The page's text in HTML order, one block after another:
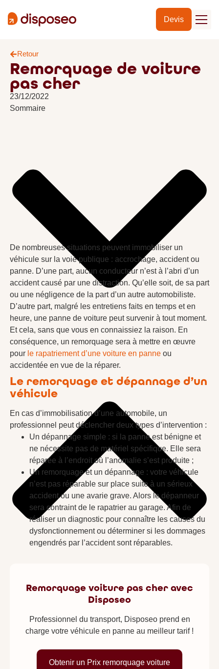
Devis
Retour
Remorquage de voiture
pas cher
23/12/2022
Sommaire
De nombreuses situations peuvent immobiliser un
véhicule sur la voie publique : accrochage, accident ou
panne. D’une part, aucun conducteur n’est à l’abri d’un
accident causé par une distraction. Qu’elle soit, de sa part
ou une négligence de la part d’un autre automobiliste.
D’autre part, malgré les entretiens faits en temps et en
heure, une panne de voiture peut survenir à tout moment.
Et cela, sans que vous en connaissiez la raison. En
conséquence, un remorquage sera à mettre en œuvre
pour le rapatriement d’une voiture en panne ou
accidentée en vue de la réparer.
Le remorquage et dépannage d’un
véhicule
En cas d’immobilisation d’une automobile, un
professionnel peut déclencher deux types d’intervention :
Un dépannage simple : si la panne est bénigne et
ne nécessite pas de matériel spécifique. Elle sera
réparée à l’endroit où l’anomalie s’est produite ;
Un remorquage et un dépannage : votre véhicule
n’est pas réparable sur place suite à un sérieux
accident ou une avarie grave. Alors le dépanneur
sera contraint de le rapatrier au garage. Afin de
réaliser un diagnostic pour connaître les causes du
dysfonctionnement ou déterminer si les dommages
engendrés par l’accident sont réparables.
Remorquage voiture pas cher avec
Disposeo
Professionnel du transport, Disposeo prend en
charge votre véhicule en panne au meilleur tarif !
Obtenir un Prix remorquage voiture